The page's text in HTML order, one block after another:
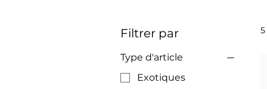
Filtrer par
Type d'article
Exotiques